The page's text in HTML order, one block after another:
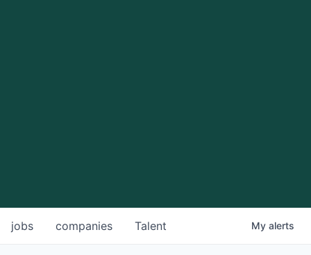
jobs companies Talent My alerts